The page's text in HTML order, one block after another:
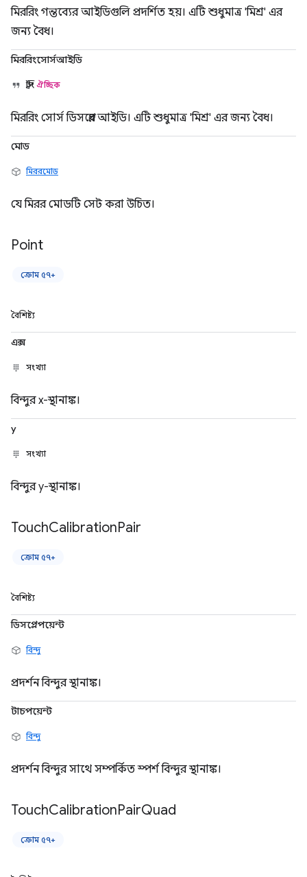
মিররিং গন্তব্যের আইডিগুলি প্রদর্শিত হয়। এটি শুধুমাত্র 'মিশ্র' এর
জন্য বৈধ।
মিররিংসোর্সআইডি
স্ট্রিং ঐচ্ছিক
মিররিং সোর্স ডিসপ্লের আইডি। এটি শুধুমাত্র 'মিশ্র' এর জন্য বৈধ।
মোড
মিররমোড
যে মিরর মোডটি সেট করা উচিত।
Point
ক্রোম ৫৭+
বৈশিষ্ট্য
এক্স
সংখ্যা
বিন্দুর x-স্থানাঙ্ক।
y
সংখ্যা
বিন্দুর y-স্থানাঙ্ক।
TouchCalibrationPair
ক্রোম ৫৭+
বৈশিষ্ট্য
ডিসপ্লেপয়েন্ট
বিন্দু
প্রদর্শন বিন্দুর স্থানাঙ্ক।
টাচপয়েন্ট
বিন্দু
প্রদর্শন বিন্দুর সাথে সম্পর্কিত স্পর্শ বিন্দুর স্থানাঙ্ক।
TouchCalibrationPairQuad
ক্রোম ৫৭+